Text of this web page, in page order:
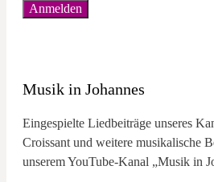
Musik in Johannes
Eingespielte Liedbeiträge unseres
Croissant und weitere musikalische
unserem YouTube-Kanal „Musik in